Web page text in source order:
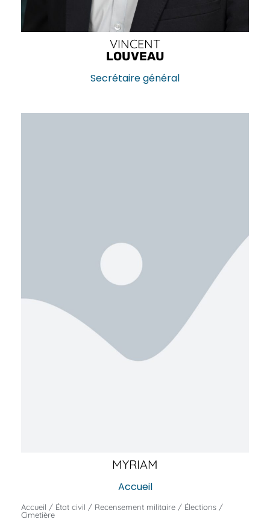
VINCENT
LOUVEAU
Secrétaire général
MYRIAM
Accueil
Accueil / État civil / Recensement militaire / Élections /
Cimetière